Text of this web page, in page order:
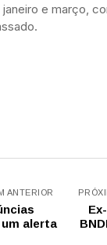
e março,
ANTERIOR
alerta